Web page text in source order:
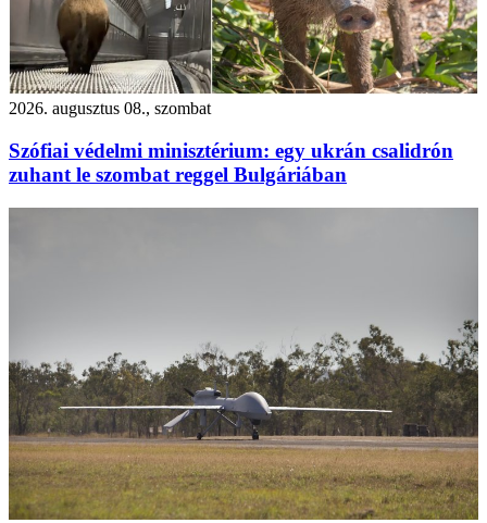
2026. augusztus 08., szombat
Szófiai védelmi minisztérium: egy ukrán csalidrón
zuhant le szombat reggel Bulgáriában